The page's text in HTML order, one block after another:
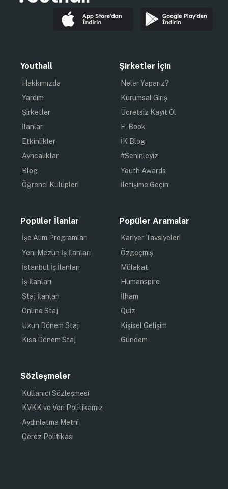
Youthall
Hakkımızda
Yardım
Şirketler
İlanlar
Etkinlikler
Ayrıcalıklar
Blog
Öğrenci Kulüpleri
Şirketler İçin
Neler Yaparız?
Kurumsal Giriş
Ücretsiz Kayıt Ol
E-Book
İK Blog
#Seninleyiz
Youth Awards
İletişime Geçin
Popüler İlanlar
İşe Alım Programları
Yeni Mezun İş İlanları
İstanbul İş İlanları
İş İlanları
Staj İlanları
Online Staj
Uzun Dönem Staj
Kısa Dönem Staj
Popüler Aramalar
Kariyer Tavsiyeleri
Özgeçmiş
Mülakat
Humanspire
İlham
Quiz
Kişisel Gelişim
Gündem
Sözleşmeler
Kullanıcı Sözleşmesi
KVKK ve Veri Politikamız
Aydınlatma Metni
Çerez Politikası